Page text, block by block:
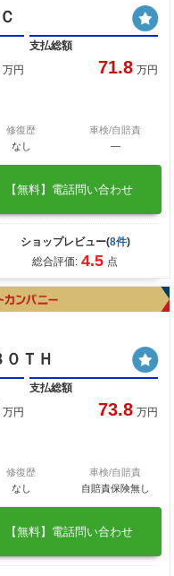
万円
支払総額
71.8 万円
修復歴
なし
車検/自賠責
―
【無料】電話問い合わせ
ショップレビュー(8件)
総合評価: 4.5 点
ＴＨ
万円
支払総額
73.8 万円
修復歴
なし
車検/自賠責
自賠責保険無し
【無料】電話問い合わせ